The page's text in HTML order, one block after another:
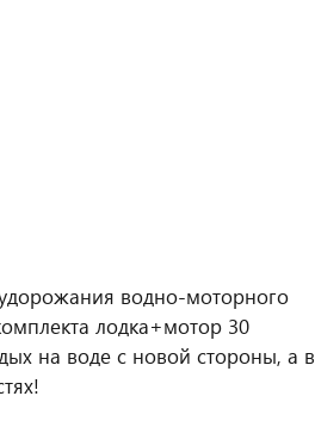
водно-моторного
лодка+мотор 30
на воде с новой стороны, а в